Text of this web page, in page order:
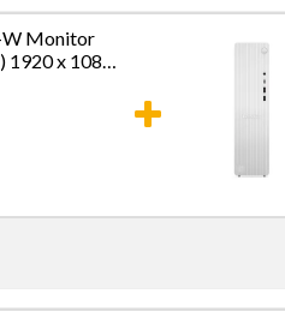
W Monitor
1920 x 1080